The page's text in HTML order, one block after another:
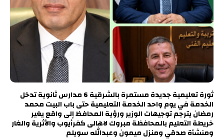
ثورة تعليمية جديدة مستمرة بالشرقية 6 مدارس ثانوية تدخل
الخدمة في يوم واحد الخدمة التعليمية حتى باب البيت محمد
رمضان يترجم توجيهات الوزير ورؤية المحافظ إلى واقع يغير
خريطة التعليم بالمحافظة مبروك لاهالى كفرأيوب والأثرية والغار
ومنشأة صدقي ومنزل ميمون وعبدالله سويلم